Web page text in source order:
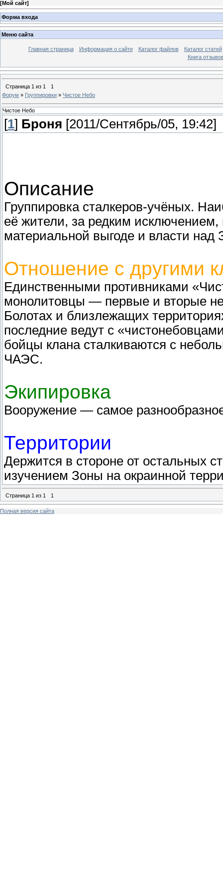
[Мой сайт]
Форма входа
Меню сайта
Главная страница Информация о сайте Каталог файлов
Каталог статей
Книга
Страница 1 из 1
1
Форум » Группировки » Чистое Небо
Чистое Небо
[1] Броня [2011/Сентябрь/05, 19:42]
Описание
Группировка сталкеров-учёных.
её жители, за редким
материальной выгоде и власти над
Отношение с другими
Единственными противниками
монолитовцы — первые и вторые
Болотах и близлежащих
последние ведут с
бойцы клана сталкиваются с
ЧАЭС.
Экипировка
Вооружение — самое
Территории
Держится в стороне от остальных
изучением Зоны на окраинной
Страница 1 из 1 1
Полная версия сайта